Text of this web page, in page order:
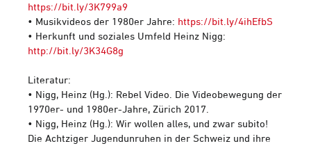
https://bit.ly/3K799a9
• Musikvideos der 1980er Jahre: https://bit.ly/4ihEfbS
• Herkunft und soziales Umfeld Heinz Nigg:
http://bit.ly/3K34G8g
Literatur:
• Nigg, Heinz (Hg.): Rebel Video. Die Videobewegung der
1970er- und 1980er-Jahre, Zürich 2017.
• Nigg, Heinz (Hg.): Wir wollen alles, und zwar subito!
Die Achtziger Jugendunruhen in der Schweiz und ihre